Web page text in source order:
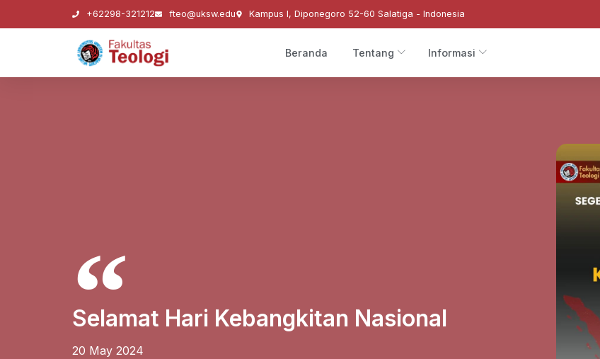
+62298-321212 fteo@uksw.edu Kampus I, Diponegoro 52-60 Salatiga - Indonesia
Beranda Tentang Informasi
Selamat Hari Kebangkitan Nasional
20 May 2024